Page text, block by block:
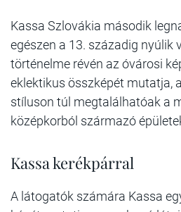
Kassa Szlovákia második
egészen a 13. századig nyúlik
történelme révén az óvárosi
eklektikus összképét mutatja,
stíluson túl megtalálhatóak a
középkorból származó
Kassa kerékpárral
A látogatók számára Kassa